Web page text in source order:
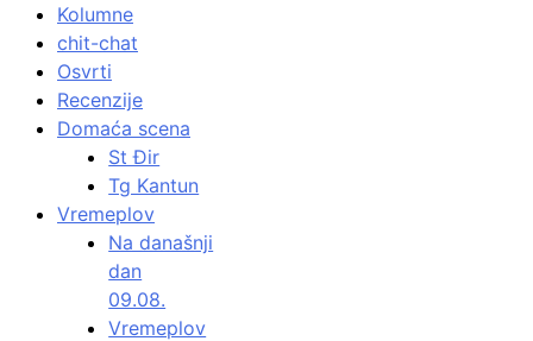
Kolumne
chit-chat
Osvrti
Recenzije
Domaća scena
St Đir
Tg Kantun
Vremeplov
Na današnji
dan
09.08.
Vremeplov